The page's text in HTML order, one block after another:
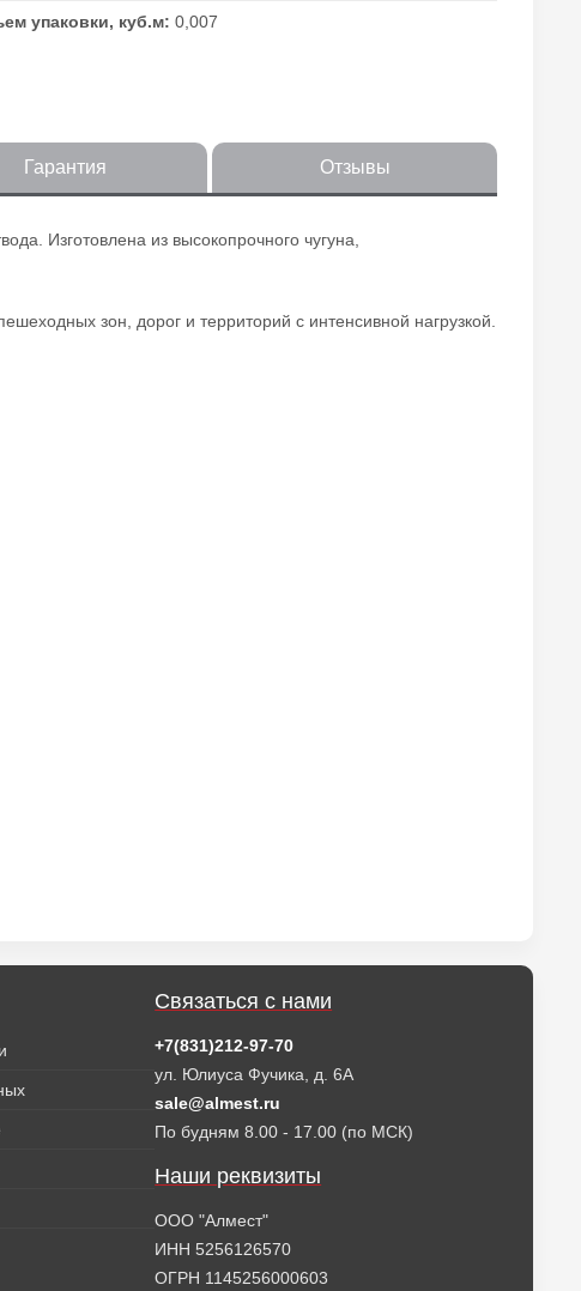
упаковки, куб.м: 0,007
Гарантия Отзывы
Изготовлена из высокопрочного чугуна,
зон, дорог и территорий с интенсивной нагрузкой.
Связаться с нами
+7(831)212-97-70
ул. Юлиуса Фучика, д. 6А
sale@almest.ru
По будням 8.00 - 17.00 (по МСК)
Наши реквизиты
ООО "Алмест"
ИНН 5256126570
ОГРН 1145256000603